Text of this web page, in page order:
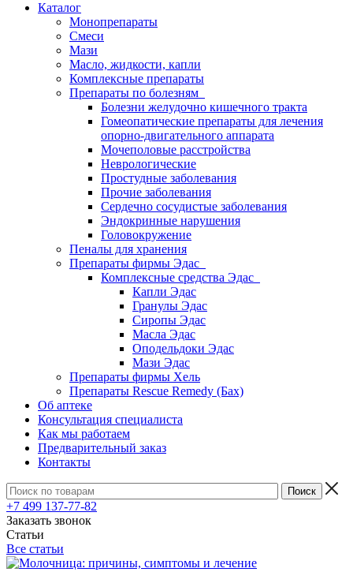
Каталог
Монопрепараты
Смеси
Мази
Масло, жидкости, капли
Комплексные препараты
Препараты по болезням
Болезни желудочно кишечного тракта
Гомеопатические препараты для лечения
опорно-двигательного аппарата
Мочеполовые расстройства
Неврологические
Простудные заболевания
Прочие заболевания
Сердечно сосудистые заболевания
Эндокринные нарушения
Головокружение
Пеналы для хранения
Препараты фирмы Эдас
Комплексные средства Эдас
Капли Эдас
Гранулы Эдас
Сиропы Эдас
Масла Эдас
Оподельдоки Эдас
Мази Эдас
Препараты фирмы Хель
Препараты Rescue Remedy (Бах)
Об аптеке
Консультация специалиста
Как мы работаем
Предварительный заказ
Контакты
+7 499 137-77-82
Заказать звонок
Статьи
Все статьи